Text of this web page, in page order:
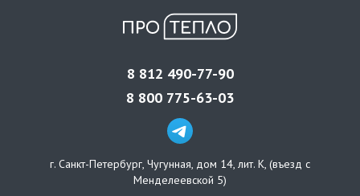
8 812 490-77-90
8 800 775-63-03
г. Санкт-Петербург, Чугунная, дом 14, лит. К, (въезд с
Менделеевской 5)